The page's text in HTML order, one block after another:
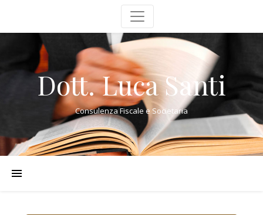
Dott. Luca Santi
Consulenza Fiscale e Societaria